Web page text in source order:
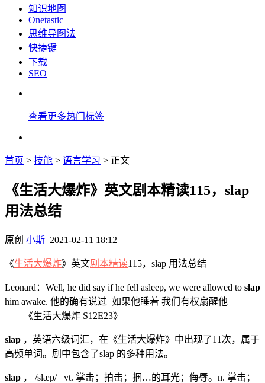
知识地图
Onetastic
思维导图法
快捷键
下载
SEO
查看更多热门标签
首页 > 技能 > 语言学习 > 正文
《生活大爆炸》英文剧本精读115，slap
用法总结
原创 小斯 2021-02-11 18:12
《生活大爆炸》英文剧本精读115，slap 用法总结
Leonard：Well, he did say if he fell asleep, we were allowed to slap
him awake. 他的确有说过 如果他睡着 我们有权扇醒他
——《生活大爆炸 S12E23》
slap ，英语六级词汇，在《生活大爆炸》中出现了11次，属于
高频单词。剧中包含了slap 的多种用法。
slap ， /slæp/ vt. 掌击；拍击；掴…的耳光；侮辱。n. 掌击；